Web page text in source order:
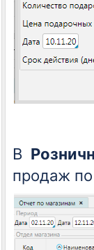
цен"
проведении
товара
прайсам и
В
продаж